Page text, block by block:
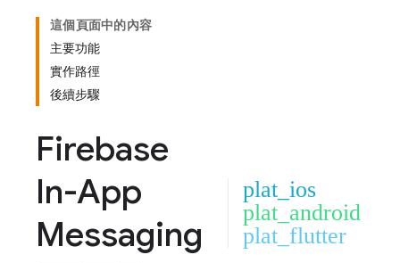
這個頁面中的內容
主要功能
實作路徑
後續步驟
Firebase
In-App
Messaging
plat_ios
plat_android
plat_flutter